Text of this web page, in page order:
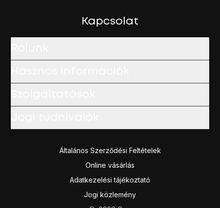
Kapcsolat
Általános Szerződési Feltételek
Online vásárlás
Adatkezelési tájékoztató
Jogi közlemény